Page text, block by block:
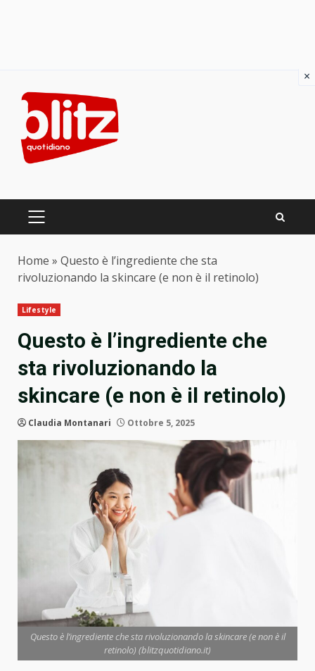
content
PRIMARY
Home » Questo è l’ingrediente che sta
rivoluzionando la skincare (e non è il retinolo)
Lifestyle
Questo è l’ingrediente che
sta rivoluzionando la
skincare (e non è il retinolo)
Claudia Montanari Ottobre 5, 2025
Questo è l’ingrediente che sta rivoluzionando la skincare (e non è il
retinolo) (blitzquotidiano.it)
×